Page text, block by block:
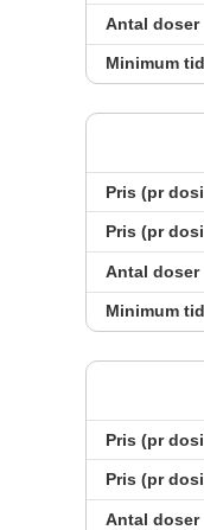
Antal doser
Minimum
Pris (pr
Pris (pr
Antal doser
Minimum
Pris (pr
Pris (pr
Antal doser